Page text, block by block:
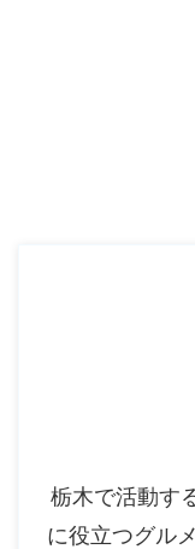
栃木で活動す
に役立つグル